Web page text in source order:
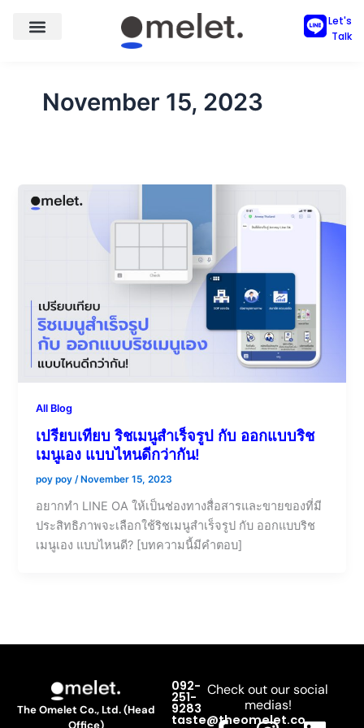
Let's
Talk
November 15, 2023
All Blog
เปรียบเทียบ ริชเมนูสำเร็จรูป กับ ออกแบบริช
เมนูเอง แบบไหนดีกว่ากัน!
poy poy/ November 15, 2023
อยากทำ LINE OA ให้เป็นช่องทางสื่อสารและขายของที่มี
ประสิทธิภาพจะเลือกใช้ริชเมนูสำเร็จรูป กับ ออกแบบริช
เมนูเอง แบบไหนดี? [บทความนี้มีคำตอบ]
The Omelet Co., Ltd. (Head
Office)
092-
251-
9283
taste@theomelet.co
Check out our social
medias!